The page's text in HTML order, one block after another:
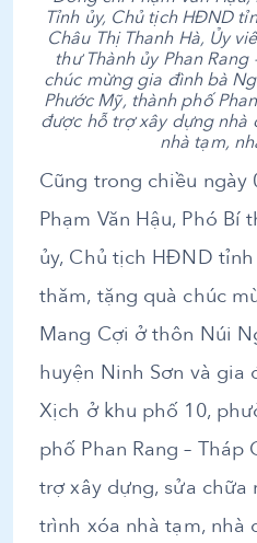
Tỉnh ủy, Chủ tịch HĐND
Châu Thị Thanh Hà, Ủy
thư Thành ủy Phan
chúc mừng gia đình bà
Phước Mỹ, thành phố
được hỗ trợ xây dựng
nhà tạm,
Cũng trong chiều
Phạm Văn Hậu, Phó Bí
ủy, Chủ tịch HĐND
thăm, tặng quà chúc
Mang Cợi ở thôn Núi
huyện Ninh Sơn và gia
Xịch ở khu phố 10,
phố Phan Rang –
trợ xây dựng, sửa
trình xóa nhà tạm, nhà